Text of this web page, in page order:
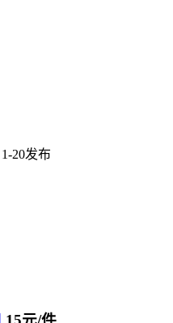
1-20发布